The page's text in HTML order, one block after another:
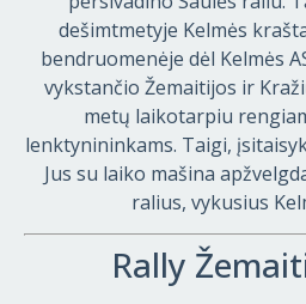
dešimtmetyje Kelmės
bendruomenėje dėl Kelmės
vykstančio Žemaitijos ir
metų laikotarpiu
lenktynininkams. Taigi,
Jus su laiko mašina
ralius, vykusius
Rally